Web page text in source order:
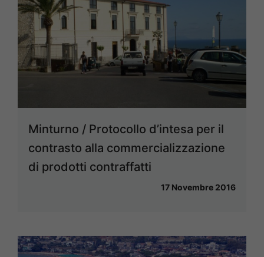
Minturno / Protocollo d’intesa per il
contrasto alla commercializzazione
di prodotti contraffatti
17 Novembre 2016